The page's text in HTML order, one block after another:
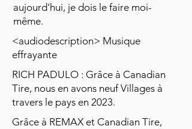
aujourd'hui, je dois le faire moi-
même.
<audiodescription> Musique
effrayante
RICH PADULO : Grâce à Canadian
Tire, nous en avons neuf Villages à
travers le pays en 2023.
Grâce à REMAX et Canadian Tire,